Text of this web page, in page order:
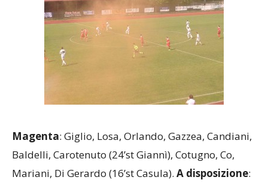
Magenta: Giglio, Losa, Orlando, Gazzea, Candiani,
Baldelli, Carotenuto (24’st Giannì), Cotugno, Co,